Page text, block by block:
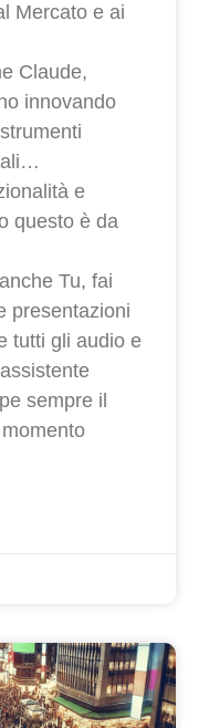
Mercato e ai
Claude,
innovando
e
questo è da
Tu, fai
presentazioni
tutti gli audio e
sempre il